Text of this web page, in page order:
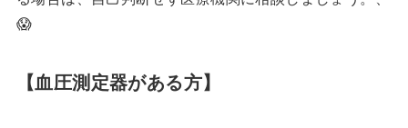
😱
【血圧測定器がある方】